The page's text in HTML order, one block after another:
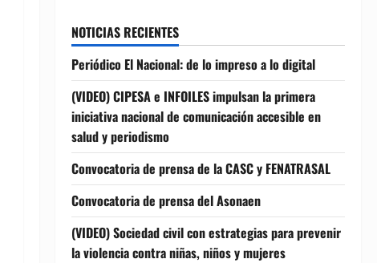
NOTICIAS RECIENTES
Periódico El Nacional: de lo impreso a lo digital
(VIDEO) CIPESA e INFOILES impulsan la primera
iniciativa nacional de comunicación accesible en
salud y periodismo
Convocatoria de prensa de la CASC y FENATRASAL
Convocatoria de prensa del Asonaen
(VIDEO) Sociedad civil con estrategias para prevenir
la violencia contra niñas, niños y mujeres